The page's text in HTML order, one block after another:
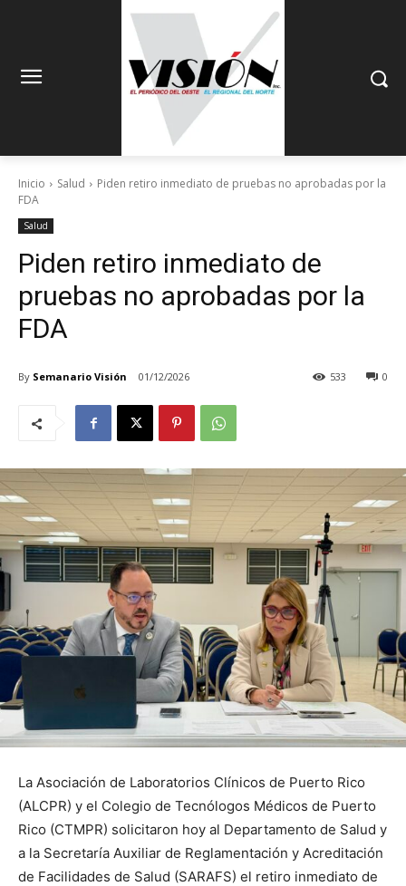
Inicio Salud
Piden retiro inmediato de pruebas no aprobadas por la
FDA
Salud
Piden retiro inmediato de
pruebas no aprobadas por la
FDA
By Semanario Visión 01/12/2026 0
533
La Asociación de Laboratorios Clínicos de Puerto Rico
(ALCPR) y el Colegio de Tecnólogos Médicos de Puerto
Rico (CTMPR) solicitaron hoy al Departamento de Salud y
a la Secretaría Auxiliar de Reglamentación y Acreditación
de Facilidades de Salud (SARAFS) el retiro inmediato de